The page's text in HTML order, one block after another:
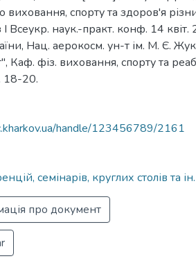
виховання, спорту та здоров'я
І Всеукр. наук.-практ. конф. 14
Нац. аерокосм. ун-т ім. М. Є.
Каф. фіз. виховання, спорту та
18-20.
handle/123456789/2161
семінарів, круглих столів та ін.
про документ